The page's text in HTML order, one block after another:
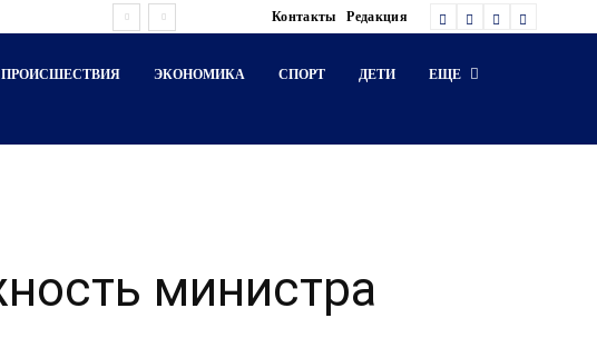
Контакты Редакция
ПРОИСШЕСТВИЯ ЭКОНОМИКА СПОРТ ДЕТИ ЕЩЕ
министра